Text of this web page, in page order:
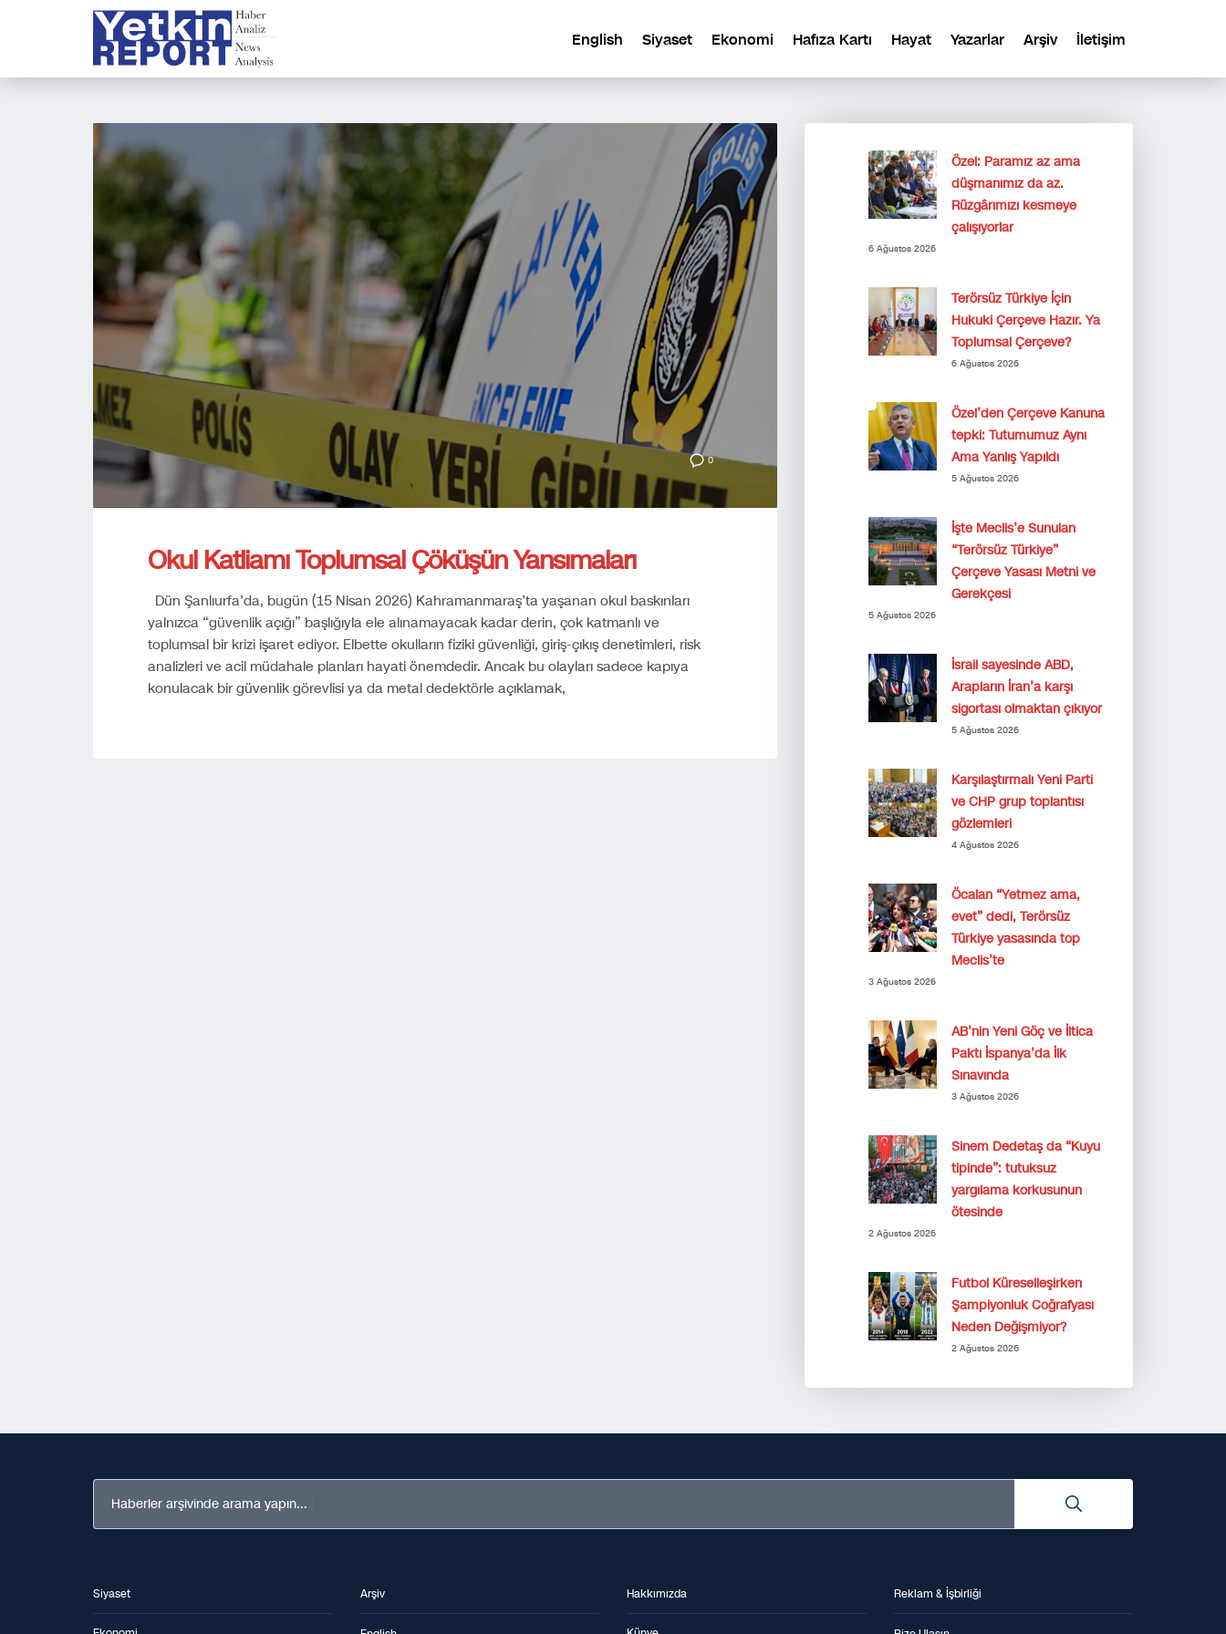
English Siyaset Ekonomi Hafıza Kartı Hayat Yazarlar Arşiv İletişim
0
Okul Katliamı Toplumsal Çöküşün Yansımaları
Dün Şanlıurfa’da, bugün (15 Nisan 2026) Kahramanmaraş’ta yaşanan okul baskınları
yalnızca “güvenlik açığı” başlığıyla ele alınamayacak kadar derin, çok katmanlı ve
toplumsal bir krizi işaret ediyor. Elbette okulların fiziki güvenliği, giriş-çıkış denetimleri, risk
analizleri ve acil müdahale planları hayati önemdedir. Ancak bu olayları sadece kapıya
konulacak bir güvenlik görevlisi ya da metal dedektörle açıklamak,
Özel: Paramız az ama
düşmanımız da az.
Rüzgârımızı kesmeye
çalışıyorlar
6 Ağustos 2026
Terörsüz Türkiye İçin
Hukuki Çerçeve Hazır. Ya
Toplumsal Çerçeve?
6 Ağustos 2026
Özel’den Çerçeve Kanuna
tepki: Tutumumuz Aynı
Ama Yanlış Yapıldı
5 Ağustos 2026
İşte Meclis’e Sunulan
“Terörsüz Türkiye”
Çerçeve Yasası Metni ve
Gerekçesi
5 Ağustos 2026
İsrail sayesinde ABD,
Arapların İran’a karşı
sigortası olmaktan çıkıyor
5 Ağustos 2026
Karşılaştırmalı Yeni Parti
ve CHP grup toplantısı
gözlemleri
4 Ağustos 2026
Öcalan “Yetmez ama,
evet” dedi, Terörsüz
Türkiye yasasında top
Meclis’te
3 Ağustos 2026
AB’nin Yeni Göç ve İltica
Paktı İspanya’da İlk
Sınavında
3 Ağustos 2026
Sinem Dedetaş da “Kuyu
tipinde”: tutuksuz
yargılama korkusunun
ötesinde
2 Ağustos 2026
Futbol Küreselleşirken
Şampiyonluk Coğrafyası
Neden Değişmiyor?
2 Ağustos 2026
Haberler arşivinde arama yapın...
Siyaset Arşiv Hakkımızda Reklam & İşbirliği